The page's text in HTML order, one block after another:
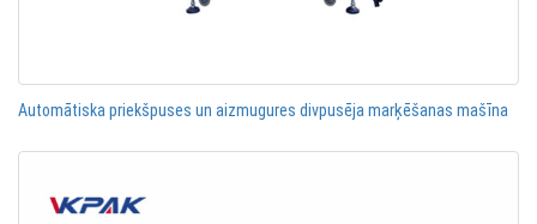
Automātiska priekšpuses un aizmugures divpusēja marķēšanas mašīna